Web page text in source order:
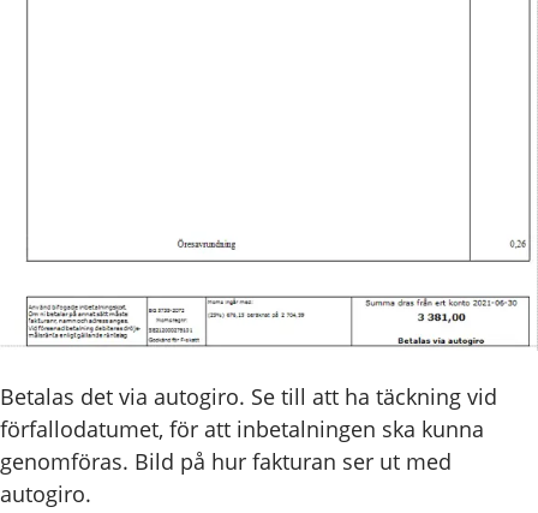
Betalas det via autogiro. Se till att ha täckning vid
förfallodatumet, för att inbetalningen ska kunna
genomföras. Bild på hur fakturan ser ut med
autogiro.